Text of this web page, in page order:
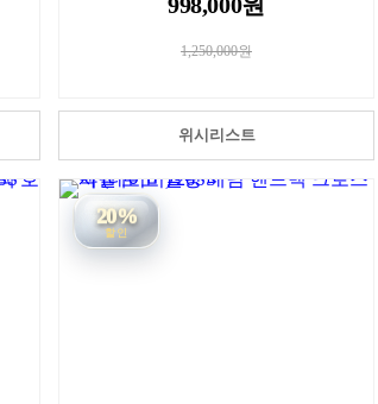
1,250,000원
위시리스트
20%
할인